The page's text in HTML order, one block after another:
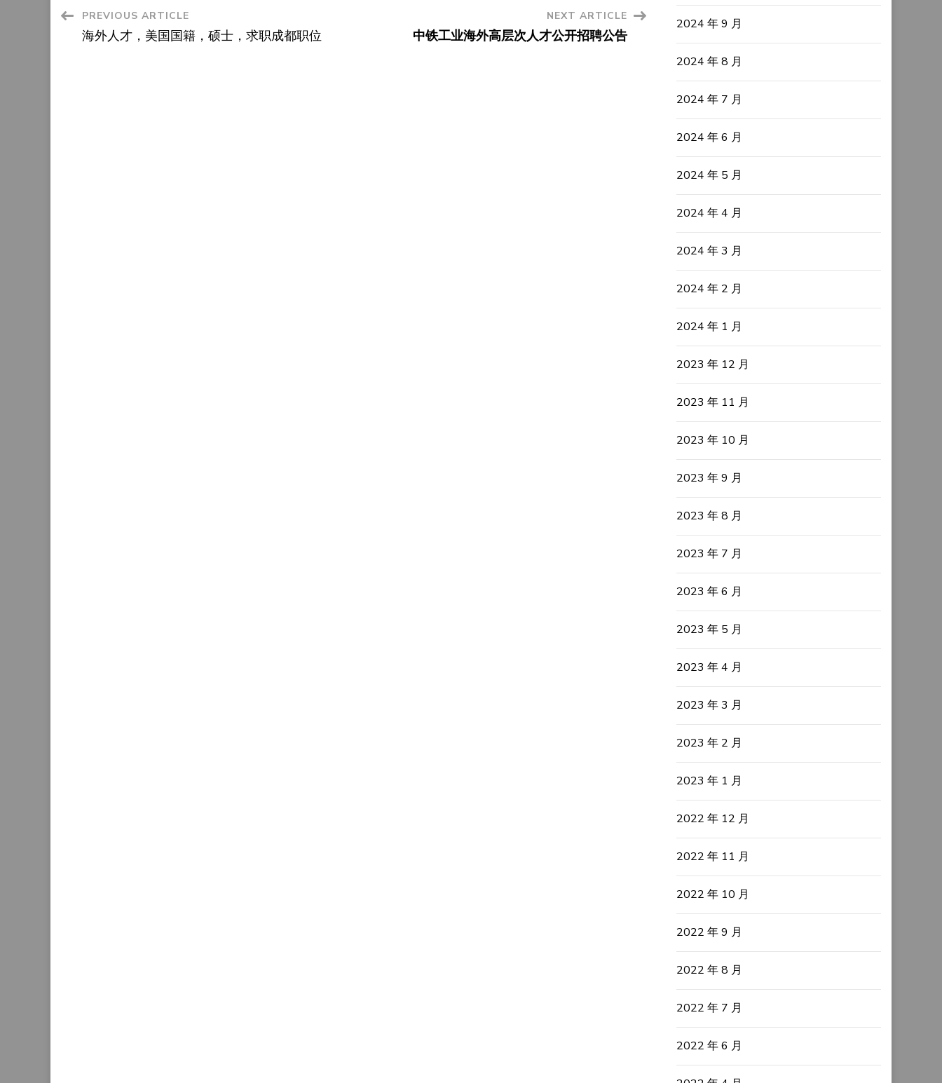
Post
Navigation
PREVIOUS ARTICLE
海外人才，美国国籍，硕士，求职成都职位
NEXT ARTICLE
中铁工业海外高层次人才公开招聘公告
2024 年 9 月
2024 年 8 月
2024 年 7 月
2024 年 6 月
2024 年 5 月
2024 年 4 月
2024 年 3 月
2024 年 2 月
2024 年 1 月
2023 年 12 月
2023 年 11 月
2023 年 10 月
2023 年 9 月
2023 年 8 月
2023 年 7 月
2023 年 6 月
2023 年 5 月
2023 年 4 月
2023 年 3 月
2023 年 2 月
2023 年 1 月
2022 年 12 月
2022 年 11 月
2022 年 10 月
2022 年 9 月
2022 年 8 月
2022 年 7 月
2022 年 6 月